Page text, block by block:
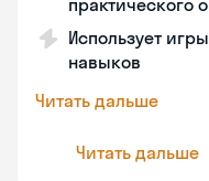
практического
Использует
навыков
Читать дальше
Читать дальше